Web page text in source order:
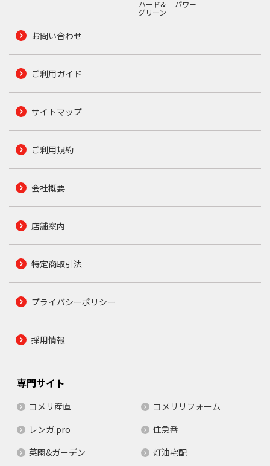
ハード&
グリーン
パワー
お問い合わせ
ご利用ガイド
サイトマップ
ご利用規約
会社概要
店舗案内
特定商取引法
プライバシーポリシー
採用情報
専門サイト
コメリ産直
コメリリフォーム
レンガ.pro
住急番
菜園&ガーデン
灯油宅配